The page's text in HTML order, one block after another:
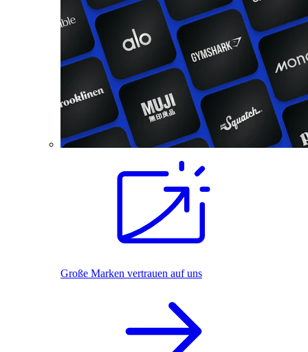
Große Marken vertrauen auf uns